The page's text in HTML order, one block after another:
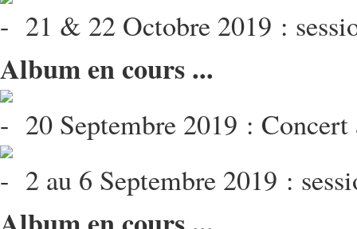
21 & 22 Octobre 2019 :
Album en cours ...
20 Septembre 2019 :
2 au 6 Septembre 2019 :